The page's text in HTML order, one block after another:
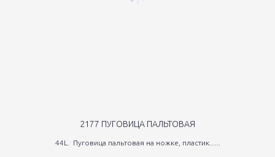
2177 ПУГОВИЦА ПАЛЬТОВАЯ
44L. Пуговица пальтовая на ножке, пластик......